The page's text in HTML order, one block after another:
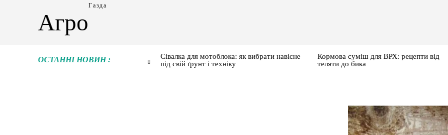
Агро
Газда
ОСТАННІ НОВИН :
Сівалка для мотоблока: як вибрати навісне
під свій ґрунт і техніку
Кормова суміш для ВРХ: рецепти від
теляти до бика